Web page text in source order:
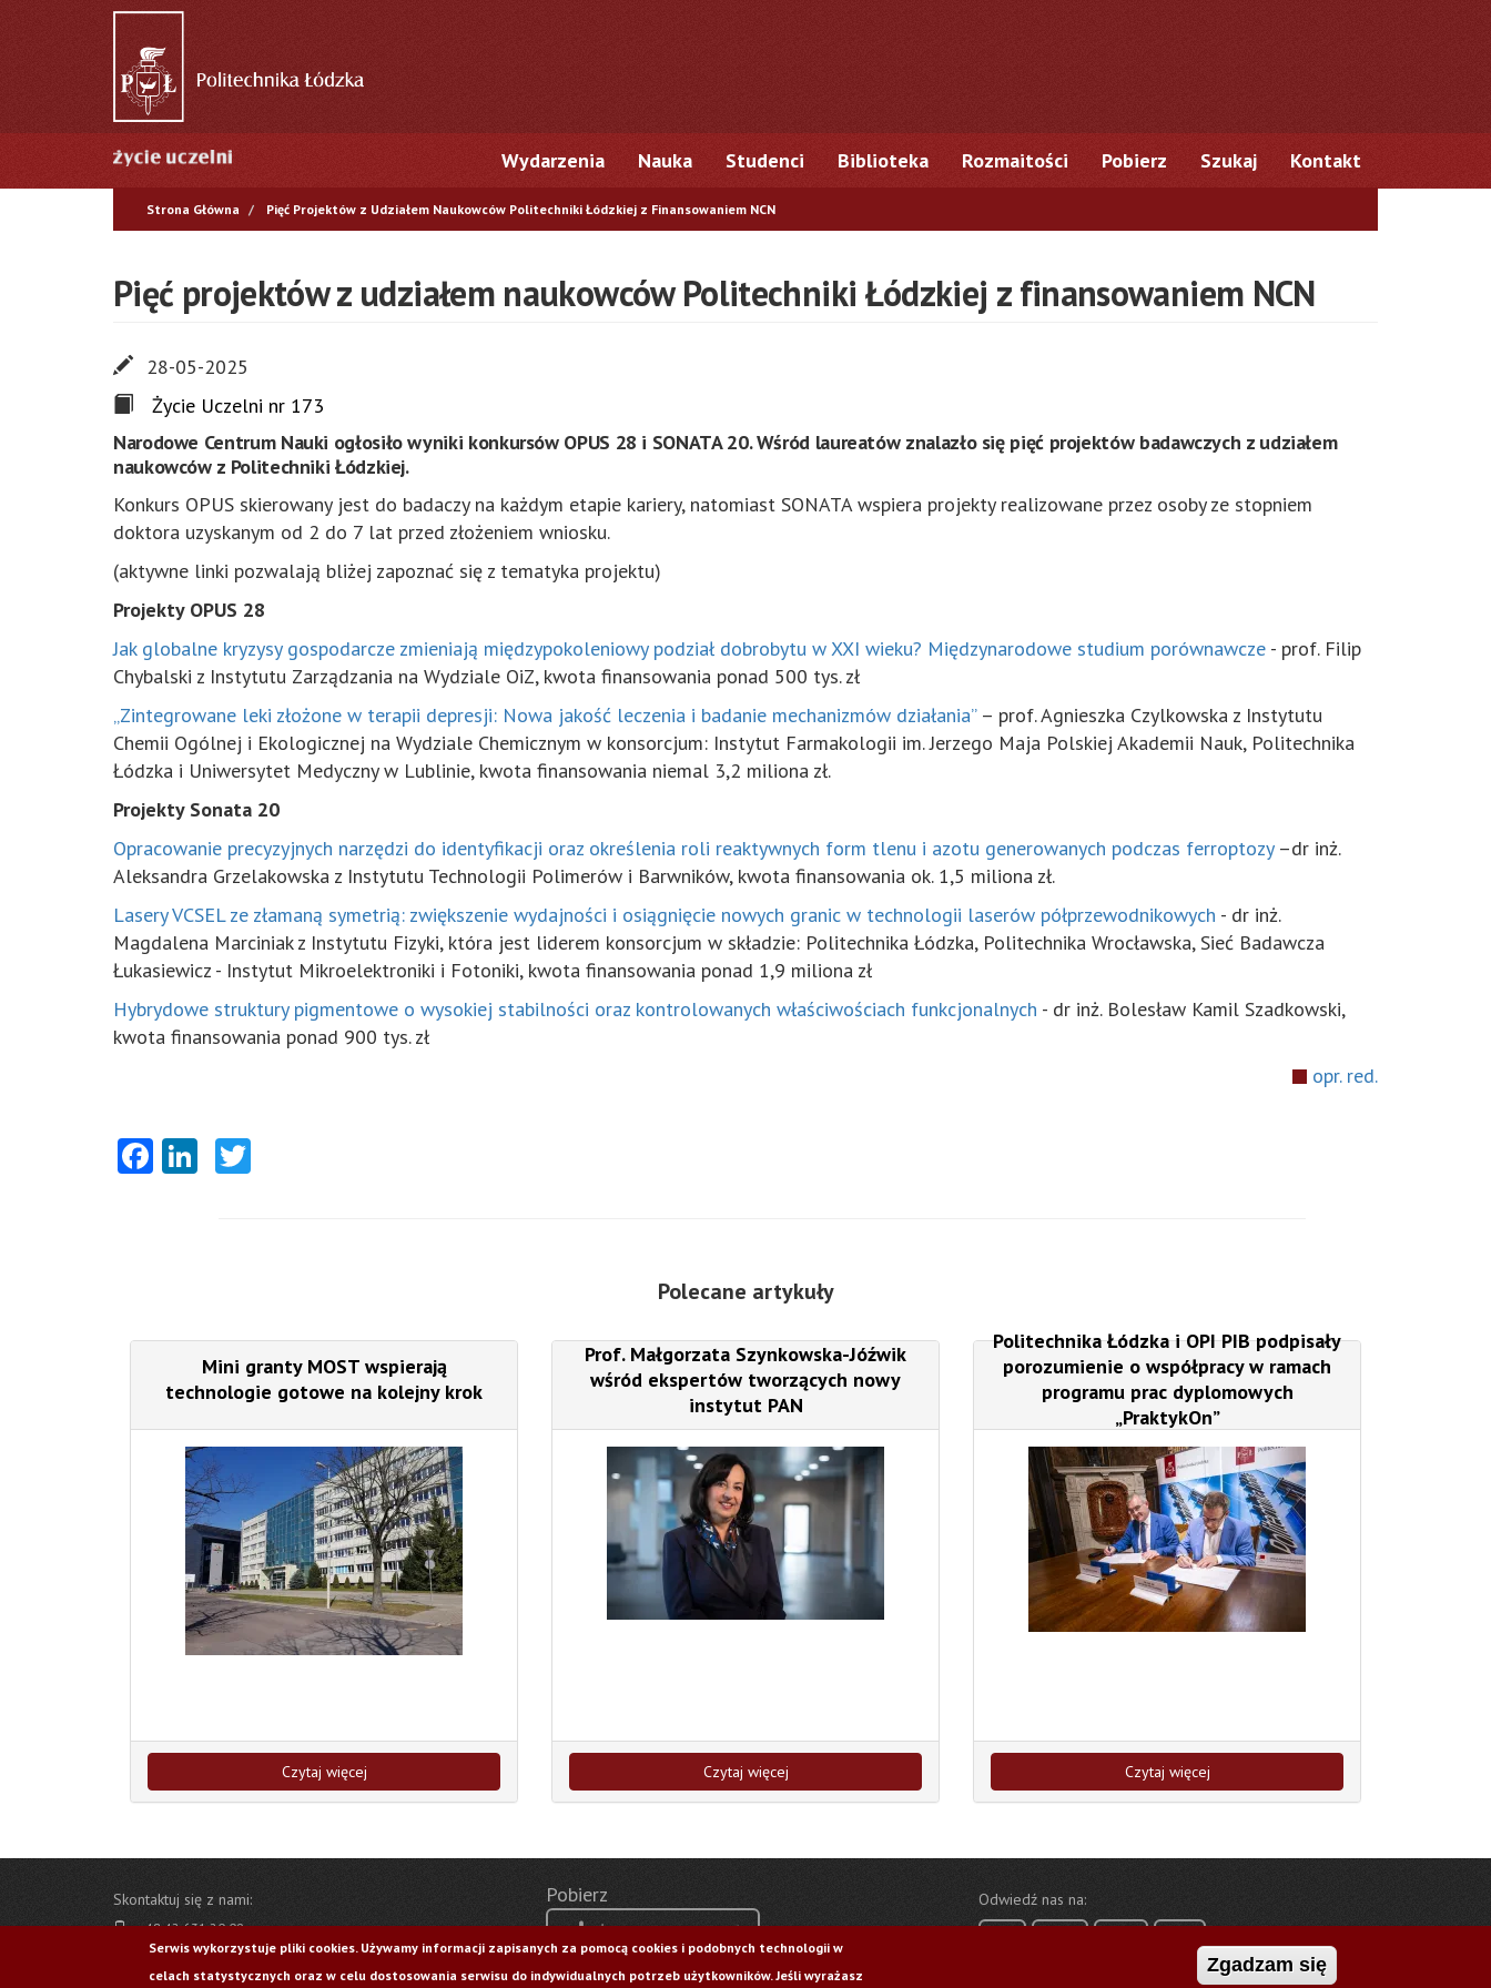
Główna
nawigacja
Wydarzenia Nauka Studenci Biblioteka Rozmaitości Pobierz Szukaj Kontakt
Strona Główna Pięć Projektów z Udziałem Naukowców Politechniki Łódzkiej z Finansowaniem NCN
Pięć projektów z udziałem naukowców Politechniki Łódzkiej z finansowaniem NCN
28-05-2025
Życie Uczelni nr 173
Narodowe Centrum Nauki ogłosiło wyniki konkursów OPUS 28 i SONATA 20. Wśród laureatów znalazło się pięć projektów badawczych z udziałem
naukowców z Politechniki Łódzkiej.
Konkurs OPUS skierowany jest do badaczy na każdym etapie kariery, natomiast SONATA wspiera projekty realizowane przez osoby ze stopniem
doktora uzyskanym od 2 do 7 lat przed złożeniem wniosku.
(aktywne linki pozwalają bliżej zapoznać się z tematyka projektu)
Projekty OPUS 28
Jak globalne kryzysy gospodarcze zmieniają międzypokoleniowy podział dobrobytu w XXI wieku? Międzynarodowe studium porównawcze - prof. Filip
Chybalski z Instytutu Zarządzania na Wydziale OiZ, kwota finansowania ponad 500 tys. zł
„Zintegrowane leki złożone w terapii depresji: Nowa jakość leczenia i badanie mechanizmów działania”– prof. Agnieszka Czylkowska z Instytutu
Chemii Ogólnej i Ekologicznej na Wydziale Chemicznym w konsorcjum: Instytut Farmakologii im. Jerzego Maja Polskiej Akademii Nauk, Politechnika
Łódzka i Uniwersytet Medyczny w Lublinie, kwota finansowania niemal 3,2 miliona zł.
Projekty Sonata 20
Opracowanie precyzyjnych narzędzi do identyfikacji oraz określenia roli reaktywnych form tlenu i azotu generowanych podczas ferroptozy–dr inż.
Aleksandra Grzelakowska z Instytutu Technologii Polimerów i Barwników, kwota finansowania ok. 1,5 miliona zł.
Lasery VCSEL ze złamaną symetrią: zwiększenie wydajności i osiągnięcie nowych granic w technologii laserów półprzewodnikowych - dr inż.
Magdalena Marciniak z Instytutu Fizyki, która jest liderem konsorcjum w składzie: Politechnika Łódzka, Politechnika Wrocławska, Sieć Badawcza
Łukasiewicz - Instytut Mikroelektroniki i Fotoniki, kwota finansowania ponad 1,9 miliona zł
Hybrydowe struktury pigmentowe o wysokiej stabilności oraz kontrolowanych właściwościach funkcjonalnych - dr inż. Bolesław Kamil Szadkowski,
kwota finansowania ponad 900 tys. zł
opr. red.
Facebook
LinkedIn
Polecane artykuły
Mini granty MOST wspierają
technologie gotowe na kolejny krok
Czytaj więcej
Prof. Małgorzata Szynkowska-Jóźwik
wśród ekspertów tworzących nowy
instytut PAN
Czytaj więcej
Politechnika Łódzka i OPI PIB podpisały
porozumienie o współpracy w ramach
programu prac dyplomowych
„PraktykOn”
Czytaj więcej
Skontaktuj się z nami:
+48 42 631 20 09
ewa.chojnacka@p.lodz.pl
ul. Ks. I. Skorupki 6/8, 90-924 Łódź
Pobierz
Życie Uczelni nr 176
Odwiedź nas na:
Serwis wykorzystuje pliki cookies. Używamy informacji zapisanych za pomocą cookies i podobnych technologii w
celach statystycznych oraz w celu dostosowania serwisu do indywidualnych potrzeb użytkowników. Jeśli wyrażasz
Zgadzam się